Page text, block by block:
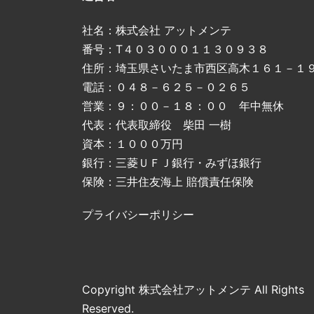
社名：株式会社 アットメンテ
番号：T４０３０００１１３０９３８
住所：埼玉県さいたま市西区高木１６１－１
電話：０４８－６２５－０２６５
営業：９：００－１８：００ 年中無休
代表：代表取締役 柴田 一樹
資本：１０００万円
銀行：三菱ＵＦＪ銀行・みずほ銀行
保険：三井住友海上 賠償責任保険
プライバシーポリシー
Copyright 株式会社アットメンテ All Rights
Reserved.